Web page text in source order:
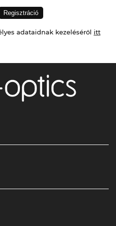
adataidnak kezeléséről itt